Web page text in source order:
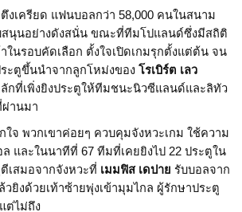
งเครียด แฟนบอลกว่า 58,000 คนในสนาม
สนุนอย่างดังสนั่น ขณะที่ทีมโปแลนด์ซึ่งมีสถิติ
ในรอบคัดเลือก ตั้งใจเปิดเกมรุกตั้งแต่ต้น จน
ะตูขึ้นนำจากลูกโหม่งของ โรเบิร์ต เลว
กที่เพิ่งยิงประตูให้ทีมชนะนิวซีแลนด์และลิทัว
านมา
จ พวกเขาค่อยๆ ควบคุมจังหวะเกม ใช้ความ
และในนาทีที่ 67 ทีมที่เคยยิงไป 22 ประตูใน
เสมอจากจังหวะที่ เมมฟิส เดปาย รับบอลจาก
ยิงด้วยเท้าซ้ายพุ่งเข้ามุมไกล ผู้รักษาประตู
ต่ไม่ถึง